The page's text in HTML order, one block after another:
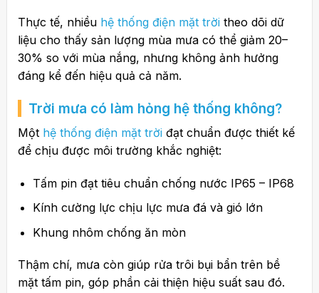
Thực tế, nhiều hệ thống điện mặt trờitheo dõi dữ
liệu cho thấy sản lượng mùa mưa có thể giảm 20–
30% so với mùa nắng, nhưng không ảnh hưởng
đáng kể đến hiệu quả cả năm.
Trời mưa có làm hỏng hệ thống không?
Một hệ thống điện mặt trờiđạt chuẩn được thiết kế
để chịu được môi trường khắc nghiệt:
Tấm pin đạt tiêu chuẩn chống nước IP65 – IP68
Kính cường lực chịu lực mưa đá và gió lớn
Khung nhôm chống ăn mòn
Thậm chí, mưa còn giúp rửa trôi bụi bẩn trên bề
mặt tấm pin, góp phần cải thiện hiệu suất sau đó.